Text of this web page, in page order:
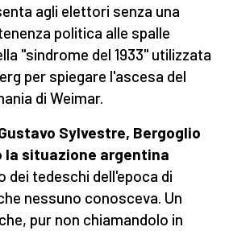
agli elettori senza una
politica alle spalle
"sindrome del 1933" utilizzata
per spiegare l'ascesa del
di Weimar.
Sylvestre, Bergoglio
la situazione argentina
dei tedeschi dell'epoca di
nessuno conosceva. Un
pur non chiamandolo in